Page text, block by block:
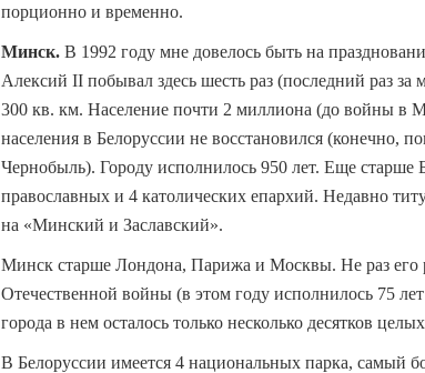
порционно и временно.
Минск. В 1992 году мне довелось быть на
Алексий II побывал здесь шесть раз (последний раз
300 кв. км. Население почти 2 миллиона (до войны в
населения в Белоруссии не восстановился (конечно,
Чернобыль). Городу исполнилось 950 лет. Еще старше
православных и 4 католических епархий. Недавно
на «Минский и Заславский».
Минск старше Лондона, Парижа и Москвы. Не раз его
Отечественной войны (в этом году исполнилось 75
города в нем осталось только несколько десятков
В Белоруссии имеется 4 национальных парка, самый